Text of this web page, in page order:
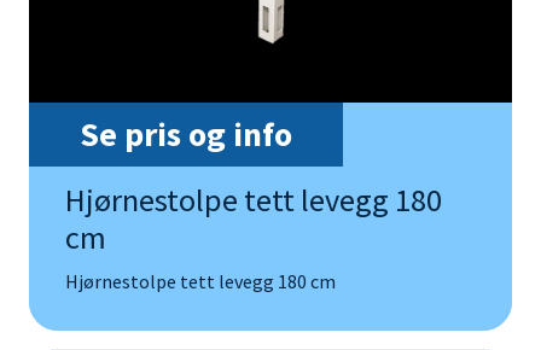
Se pris og info
Hjørnestolpe tett levegg 180
cm
Hjørnestolpe tett levegg 180 cm